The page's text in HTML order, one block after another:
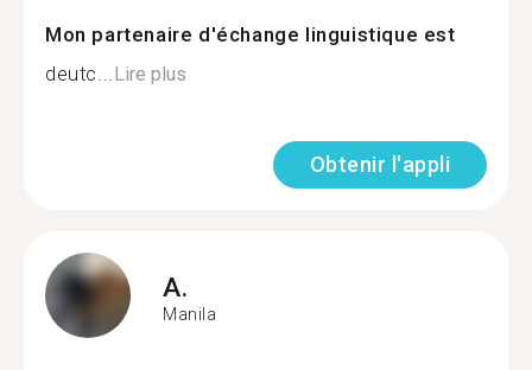
Mon partenaire d'échange linguistique est
deutc...Lire plus
Obtenir l'appli
A.
Manila